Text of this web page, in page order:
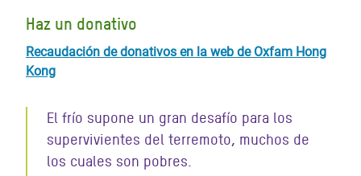
Haz un donativo
Recaudación de donativos en la web de Oxfam Hong
Kong
El frío supone un gran desafío para los
supervivientes del terremoto, muchos de
los cuales son pobres.